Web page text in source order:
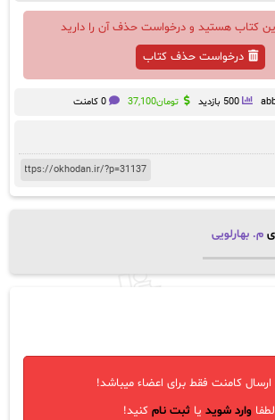
کتاب هستید و درخواست حذف آن را دارید
درخواست حذف کتاب
500 بازدید تومان37,100 0 کامنت
م. بهارلویی
ارسال کامنت فقط برای اعضاء میباشد!
لطفاوارد شوید یاثبت نام کنید!